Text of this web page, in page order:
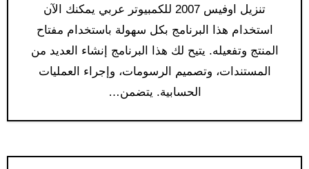
تنزيل اوفيس 2007 للكمبيوتر عربي يمكنك الآن
استخدام هذا البرنامج بكل سهولة باستخدام مفتاح
المنتج وتفعيله. يتيح لك هذا البرنامج إنشاء العديد من
المستندات، وتصميم الرسومات، وإجراء العمليات
الحسابية. يتضمن…